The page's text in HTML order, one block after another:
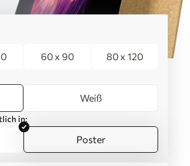
60 x 90 80 x 120
Weiß
in:
Poster